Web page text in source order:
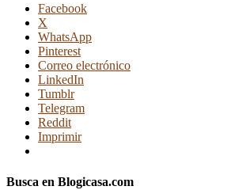
Facebook
X
WhatsApp
Pinterest
Correo electrónico
LinkedIn
Tumblr
Telegram
Reddit
Imprimir
Busca en Blogicasa.com